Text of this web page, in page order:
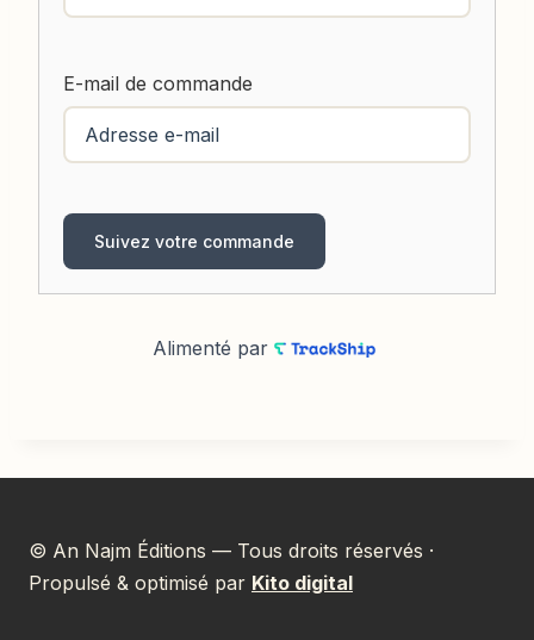
E-mail de commande
Suivez votre commande
Alimenté par
© An Najm Éditions — Tous droits réservés ·
Propulsé & optimisé par Kito digital